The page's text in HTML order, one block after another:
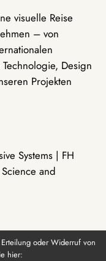
visuelle Reise
– von
Design
Projekten
Systems | FH
and
oder Widerruf von
hier: